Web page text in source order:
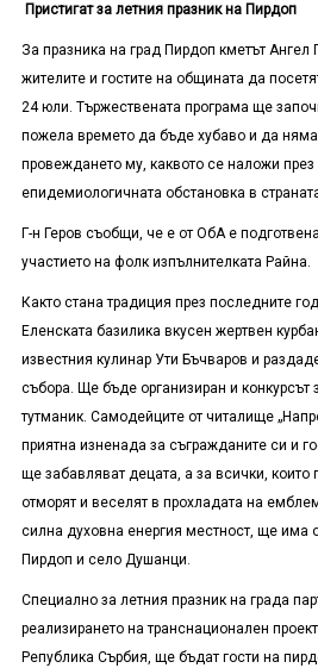
Пристигат за летния празник на Пирдоп
За празника на град Пирдоп кметът Ангел
жителите и гостите на общината да
24 юли. Тържествената програма ще
пожела времето да бъде хубаво и да
провеждането му, каквото се наложи през
епидемиологичната обстановка в
Г-н Геров съобщи, че е от ОбА е
участието на фолк изпълнителката Райна.
Както стана традиция през последните
Еленската базилика вкусен жертвен
известния кулинар Ути Бъчваров и
събора. Ще бъде организиран и конкурсът
тутманик. Самодейците от читалище
приятна изненада за съгражданите си и
ще забавляват децата, а за всички,
отморят и веселят в прохладата на
силна духовна енергия местност, ще има
Пирдоп и село Душанци.
Специално за летния празник на града
реализирането на транснационален
Република Сърбия, ще бъдат гости на